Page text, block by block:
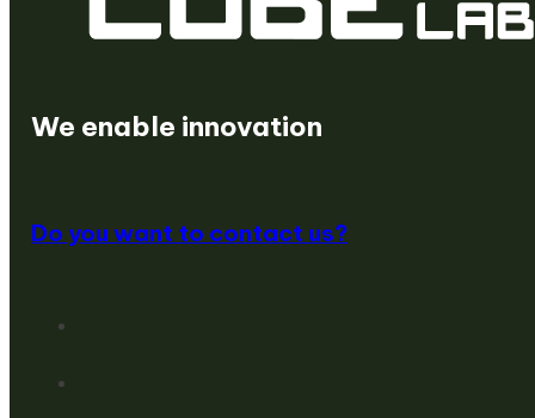
We create startups
We enable innovation
Do you want to contact us?